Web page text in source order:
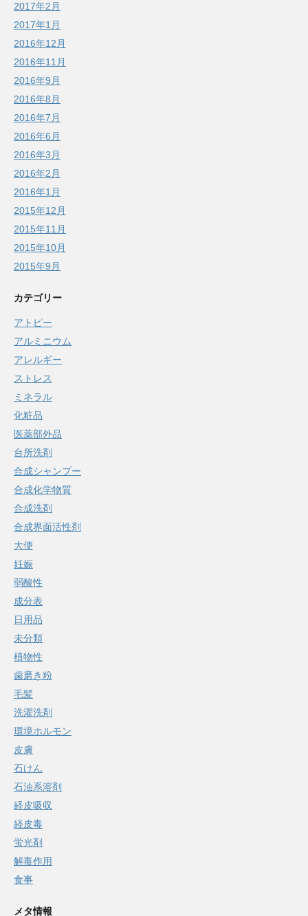
2017年2月
2017年1月
2016年12月
2016年11月
2016年9月
2016年8月
2016年7月
2016年6月
2016年3月
2016年2月
2016年1月
2015年12月
2015年11月
2015年10月
2015年9月
カテゴリー
アトピー
アルミニウム
アレルギー
ストレス
ミネラル
化粧品
医薬部外品
台所洗剤
合成シャンプー
合成化学物質
合成洗剤
合成界面活性剤
大便
妊娠
弱酸性
成分表
日用品
未分類
植物性
歯磨き粉
毛髪
洗濯洗剤
環境ホルモン
皮膚
石けん
石油系溶剤
経皮吸収
経皮毒
蛍光剤
解毒作用
食事
メタ情報